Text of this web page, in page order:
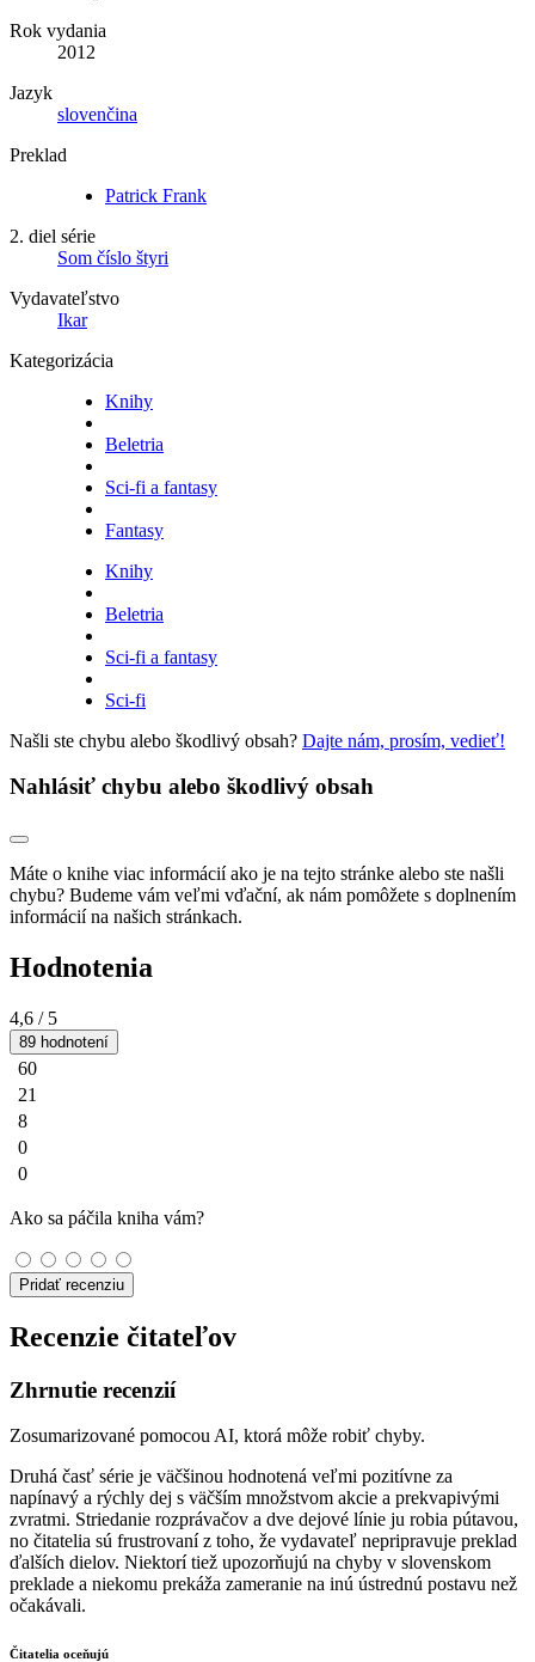
Rok vydania
2012
Jazyk
slovenčina
Preklad
Patrick Frank
2. diel série
Som číslo štyri
Vydavateľstvo
Ikar
Kategorizácia
Knihy
Beletria
Sci-fi a fantasy
Fantasy
Knihy
Beletria
Sci-fi a fantasy
Sci-fi
Našli ste chybu alebo škodlivý obsah? Dajte nám, prosím, vedieť!
Nahlásiť chybu alebo škodlivý obsah
Máte o knihe viac informácií ako je na tejto stránke alebo ste našli
chybu? Budeme vám veľmi vďační, ak nám pomôžete s doplnením
informácií na našich stránkach.
Hodnotenia
4,6 / 5
89 hodnotení
60
21
8
0
0
Ako sa páčila kniha vám?
Pridať recenziu
Recenzie čitateľov
Zhrnutie recenzií
Zosumarizované pomocou AI, ktorá môže robiť chyby.
Druhá časť série je väčšinou hodnotená veľmi pozitívne za
napínavý a rýchly dej s väčším množstvom akcie a prekvapivými
zvratmi. Striedanie rozprávačov a dve dejové línie ju robia pútavou,
no čitatelia sú frustrovaní z toho, že vydavateľ nepripravuje preklad
ďalších dielov. Niektorí tiež upozorňujú na chyby v slovenskom
preklade a niekomu prekáža zameranie na inú ústrednú postavu než
očakávali.
Čitatelia oceňujú